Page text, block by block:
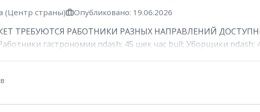
(Центр страны) Опубликовано: 19.06.2026
ТРЕБУЮТСЯ РАБОТНИКИ РАЗНЫХ НАПРАВЛЕНИЙ
гастрономии ndash; 45 шек час bull; Уборщики ndash;